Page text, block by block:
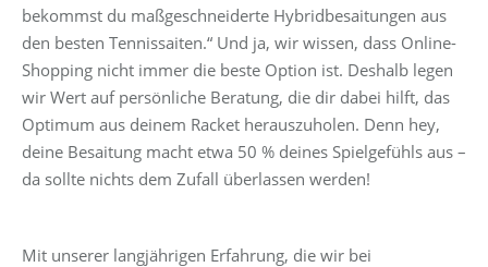
bekommst du maßgeschneiderte Hybridbesaitungen aus
den besten Tennissaiten.“ Und ja, wir wissen, dass Online-
Shopping nicht immer die beste Option ist. Deshalb legen
wir Wert auf persönliche Beratung, die dir dabei hilft, das
Optimum aus deinem Racket herauszuholen. Denn hey,
deine Besaitung macht etwa 50 % deines Spielgefühls aus –
da sollte nichts dem Zufall überlassen werden!
Mit unserer langjährigen Erfahrung, die wir bei